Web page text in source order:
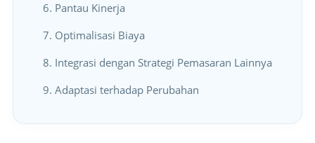
6. Pantau Kinerja
7. Optimalisasi Biaya
8. Integrasi dengan Strategi Pemasaran Lainnya
9. Adaptasi terhadap Perubahan